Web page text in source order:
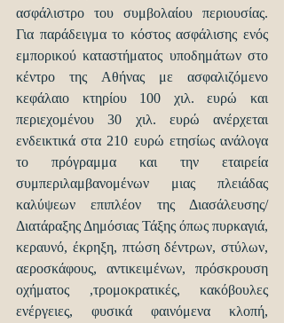
ασφάλιστρο του συμβολαίου περιουσίας.
Για παράδειγμα το κόστος ασφάλισης ενός
εμπορικού καταστήματος υποδημάτων στο
κέντρο της Αθήνας με ασφαλιζόμενο
κεφάλαιο κτηρίου 100 χιλ. ευρώ και
περιεχομένου 30 χιλ. ευρώ ανέρχεται
ενδεικτικά στα 210 ευρώ ετησίως ανάλογα
το πρόγραμμα και την εταιρεία
συμπεριλαμβανομένων μιας πλειάδας
καλύψεων επιπλέον της Διασάλευσης/
Διατάραξης Δημόσιας Τάξης όπως πυρκαγιά,
κεραυνό, έκρηξη, πτώση δέντρων, στύλων,
αεροσκάφους, αντικειμένων, πρόσκρουση
οχήματος ,τρομοκρατικές, κακόβουλες
ενέργειες, φυσικά φαινόμενα κλοπή,